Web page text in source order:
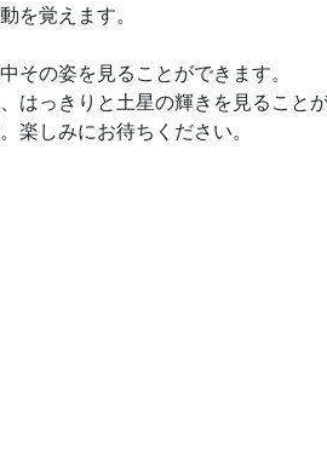
を覚えます。
の姿を見ることができます。
っきりと土星の輝きを見ることが
しみにお待ちください。